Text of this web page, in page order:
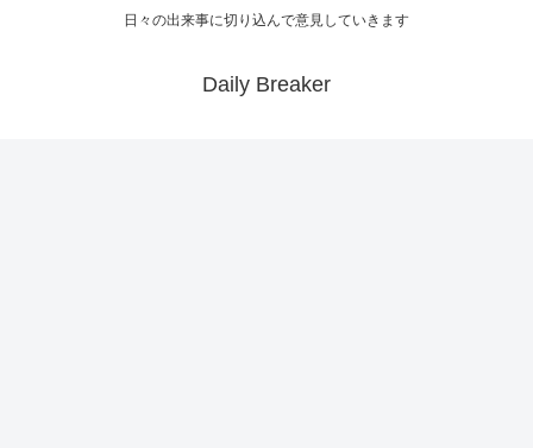
日々の出来事に切り込んで意見していきます
Daily Breaker